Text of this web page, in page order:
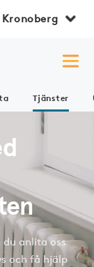
Kronoberg
Tjänster
anlita oss
och få hjälp